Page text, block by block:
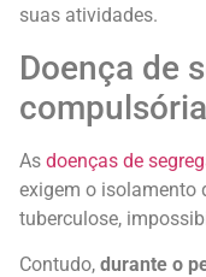
suas atividades.
Doença de
compulsória
As doenças de
exigem o isolamento
tuberculose,
Contudo, durante o